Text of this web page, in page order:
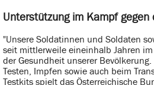
Unterstützung im Kampf gegen
"Unsere Soldatinnen und Soldaten
seit mittlerweile eineinhalb Jahren im
der Gesundheit unserer Bevölkerung.
Testen, Impfen sowie auch beim
Testkits spielt das Österreichische